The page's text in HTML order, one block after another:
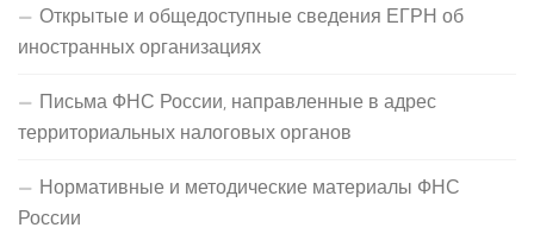
Открытые и общедоступные сведения ЕГРН об
иностранных организациях
Письма ФНС России, направленные в адрес
территориальных налоговых органов
Нормативные и методические материалы ФНС
России